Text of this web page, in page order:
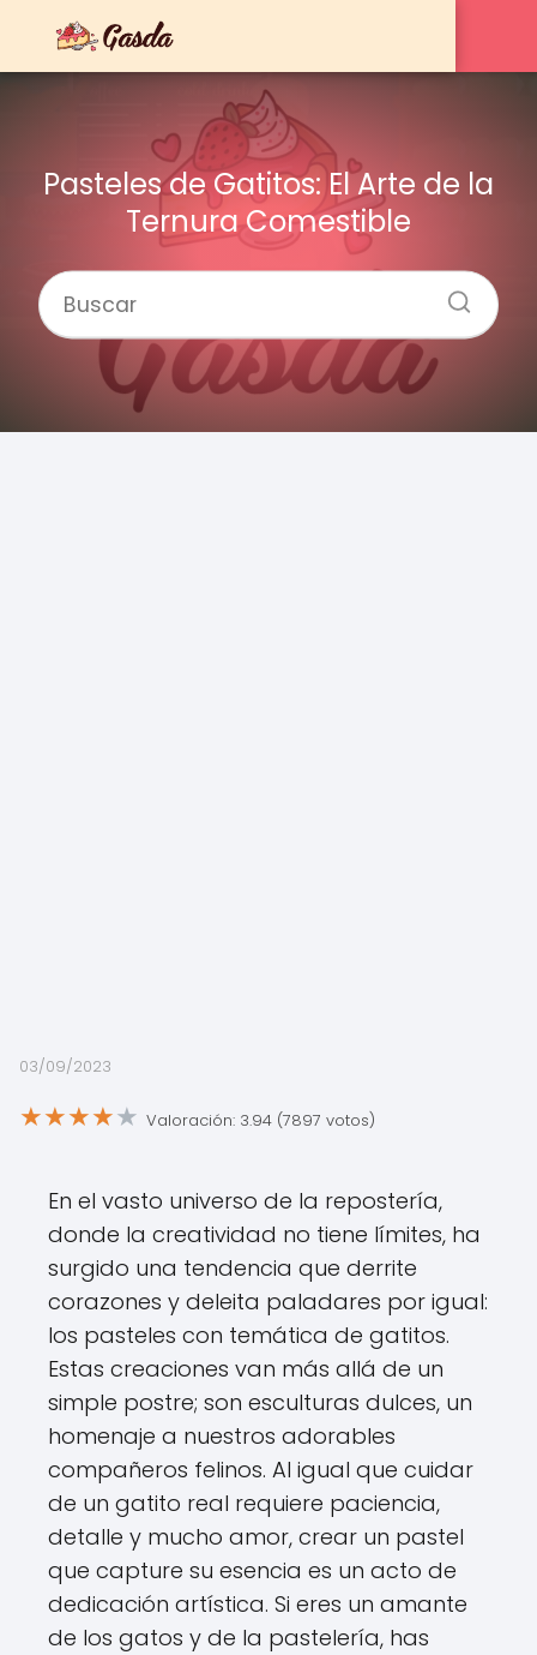
Pasteles de Gatitos: El Arte de la
Ternura Comestible
03/09/2023
★★★★★ Valoración: 3.94 (7897 votos)
En el vasto universo de la repostería,
donde la creatividad no tiene límites, ha
surgido una tendencia que derrite
corazones y deleita paladares por igual:
los pasteles con temática de gatitos.
Estas creaciones van más allá de un
simple postre; son esculturas dulces, un
homenaje a nuestros adorables
compañeros felinos. Al igual que cuidar
de un gatito real requiere paciencia,
detalle y mucho amor, crear un pastel
que capture su esencia es un acto de
dedicación artística. Si eres un amante
de los gatos y de la pastelería, has